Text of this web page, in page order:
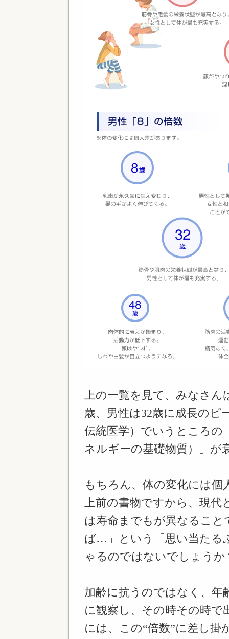
上の一覧を見て、みなさん
歳、男性は32歳に成長のピ
伝統医学）でいうところの
ネルギーの基礎物質）」が
もちろん、体の変化には個
上前の書物ですから、現代
は寿命までもが異なるこ
ば…」という「思い当たる
ゃるのではないでしょうか
加齢に抗うのではなく、年
に観察し、その時その時
には、この“倍数”に差し